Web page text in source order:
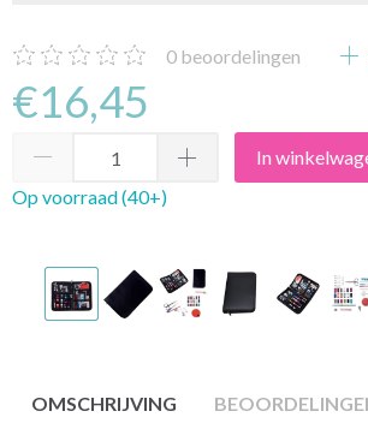
0 beoordelingen
€16,45
In
Op voorraad (40+)
OMSCHRIJVING